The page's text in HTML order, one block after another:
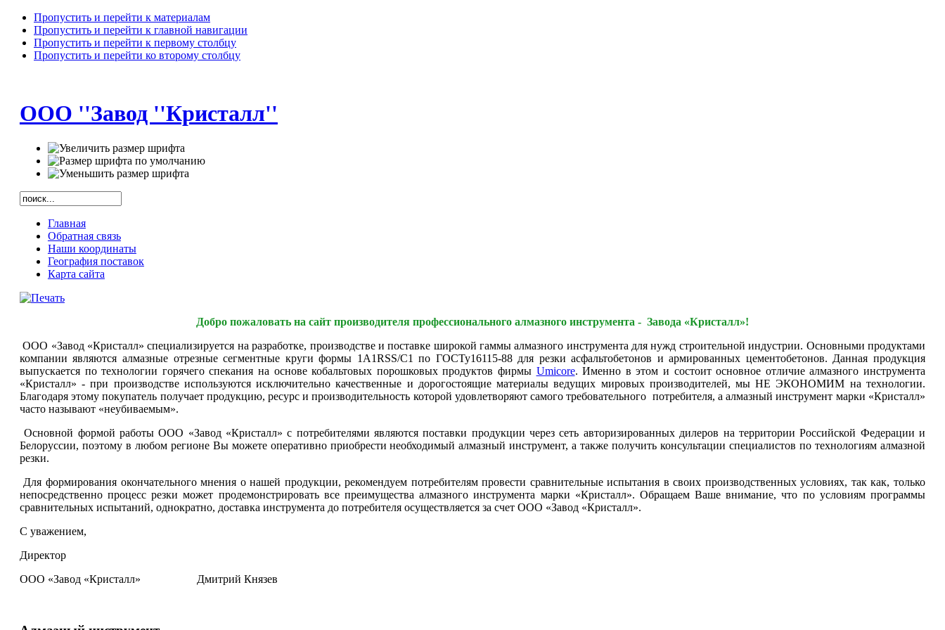
Пропустить и перейти к материалам
Пропустить и перейти к главной навигации
Пропустить и перейти к первому столбцу
Пропустить и перейти ко второму столбцу
ООО ''Завод ''Кристалл''
Главная
Обратная связь
Наши координаты
География поставок
Карта сайта
Добро пожаловать на сайт производителя профессионального алмазного инструмента - Завода «Кристалл»!
ООО «Завод «Кристалл» специализируется на разработке, производстве и поставке широкой гаммы алмазного инструмента для нужд строительной индустрии. Основными продуктами
компании являются алмазные отрезные сегментные круги формы 1А1RSS/C1 по ГОСТу16115-88 для резки асфальтобетонов и армированных цементобетонов. Данная продукция
выпускается по технологии горячего спекания на основе кобальтовых порошковых продуктов фирмы Umicore. Именно в этом и состоит основное отличие алмазного инструмента
«Кристалл» - при производстве используются исключительно качественные и дорогостоящие материалы ведущих мировых производителей, мы НЕ ЭКОНОМИМ на технологии.
Благодаря этому покупатель получает продукцию, ресурс и производительность которой удовлетворяют самого требовательного потребителя, а алмазный инструмент марки «Кристалл»
часто называют «неубиваемым».
Основной формой работы ООО «Завод «Кристалл» с потребителями являются поставки продукции через сеть авторизированных дилеров на территории Российской Федерации и
Белоруссии, поэтому в любом регионе Вы можете оперативно приобрести необходимый алмазный инструмент, а также получить консультации специалистов по технологиям алмазной
резки.
Для формирования окончательного мнения о нашей продукции, рекомендуем потребителям провести сравнительные испытания в своих производственных условиях, так как, только
непосредственно процесс резки может продемонстрировать все преимущества алмазного инструмента марки «Кристалл». Обращаем Ваше внимание, что по условиям программы
сравнительных испытаний, однократно, доставка инструмента до потребителя осуществляется за счет ООО «Завод «Кристалл».
С уважением,
Директор
ООО «Завод «Кристалл»
Дмитрий Князев